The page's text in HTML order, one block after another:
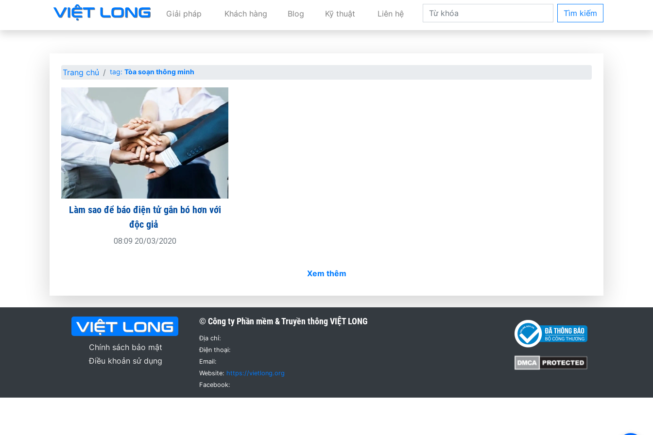
Giải pháp Khách hàng Blog Kỹ thuật Liên hệ Tìm kiếm
Trang chủ tag: Tòa soạn thông minh
Làm sao để báo điện tử gắn bó hơn với
độc giả
08:09 20/03/2020
Xem thêm
Chính sách bảo mật
Điều khoản sử dụng
© Công ty Phần mềm & Truyền thôngVIỆT LONG
Địa chỉ:
Điện thoại:
Email:
Website: https://vietlong.org
Facebook: